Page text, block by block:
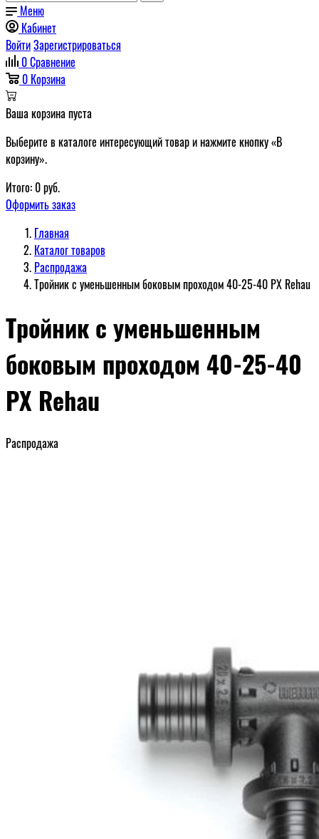
Меню
Кабинет
ВойтиЗарегистрироваться
0Сравнение
0 Корзина
Ваша корзина пуста
Выберите в каталоге интересующий товар и нажмите кнопку «В
корзину».
Итого: 0руб.
Оформить заказ
Главная
Каталог товаров
Распродажа
Тройник с уменьшенным боковым проходом 40-25-40 PX Rehau
Тройник с уменьшенным
боковым проходом 40-25-40
PX Rehau
Распродажа